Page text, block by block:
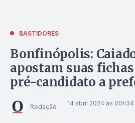
BASTIDORES
Bonfinópolis:
apostam suas
pré-candidato a
Redação 14 abril 2024 às 00h34